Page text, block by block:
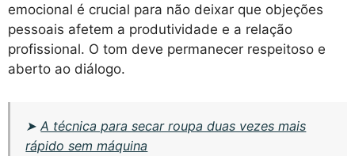
emocional é crucial para não deixar que objeções
pessoais afetem a produtividade e a relação
profissional. O tom deve permanecer respeitoso e
aberto ao diálogo.
➤A técnica para secar roupa duas vezes mais
rápido sem máquina